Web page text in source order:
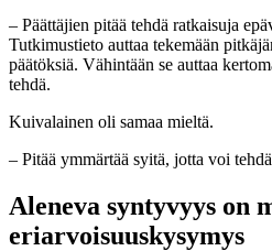
– Päättäjien pitää tehdä ratkaisuja
Tutkimustieto auttaa tekemään
päätöksiä. Vähintään se auttaa
tehdä.
Kuivalainen oli samaa mieltä.
– Pitää ymmärtää syitä, jotta voi
Aleneva syntyvyys on
eriarvoisuuskysymys